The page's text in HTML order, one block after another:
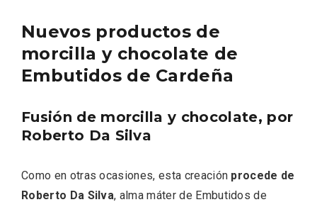
Nuevos productos de
morcilla y chocolate de
Embutidos de Cardeña
Fusión de morcilla y chocolate, por
Roberto Da Silva
Como en otras ocasiones, esta creación procede de
Roberto Da Silva, alma máter de Embutidos de
El Espinar, un pueblo oculto de la Sierra
de Guadarrama en su vertiente
segoviana